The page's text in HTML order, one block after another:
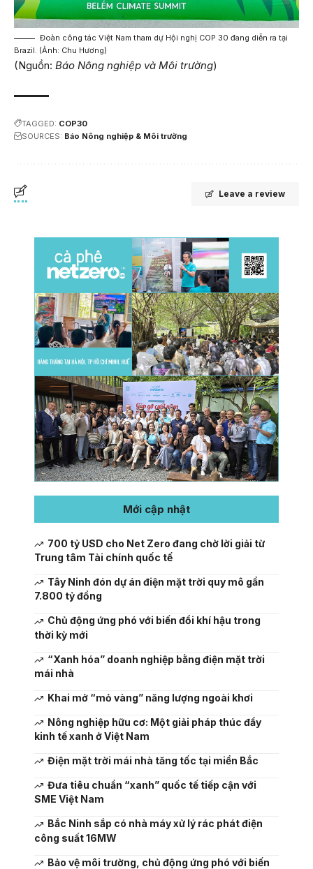
Đoàn công tác Việt Nam tham dự Hội nghị COP 30 đang diễn ra tại
Brazil. (Ảnh: Chu Hương)
(Nguồn: Báo Nông nghiệp và Môi trường)
TAGGED: COP30
SOURCES: Báo Nông nghiệp & Môi trường
Leave a review
Mới cập nhật
700 tỷ USD cho Net Zero đang chờ lời giải từ
Trung tâm Tài chính quốc tế
Tây Ninh đón dự án điện mặt trời quy mô gần
7.800 tỷ đồng
Chủ động ứng phó với biến đổi khí hậu trong
thời kỳ mới
“Xanh hóa” doanh nghiệp bằng điện mặt trời
mái nhà
Khai mở “mỏ vàng” năng lượng ngoài khơi
Nông nghiệp hữu cơ: Một giải pháp thúc đẩy
kinh tế xanh ở Việt Nam
Điện mặt trời mái nhà tăng tốc tại miền Bắc
Đưa tiêu chuẩn “xanh” quốc tế tiếp cận với
SME Việt Nam
Bắc Ninh sắp có nhà máy xử lý rác phát điện
công suất 16MW
Bảo vệ môi trường, chủ động ứng phó với biến